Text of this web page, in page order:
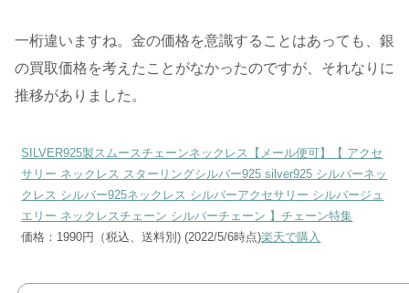
一桁違いますね。金の価格を意識することはあっても、銀
の買取価格を考えたことがなかったのですが、それなりに
推移がありました。
SILVER925製スムースチェーンネックレス【メール便可】【 アクセ
サリー ネックレス スターリングシルバー925 silver925 シルバーネッ
クレス シルバー925ネックレス シルバーアクセサリー シルバージュ
エリー ネックレスチェーン シルバーチェーン 】チェーン特集
価格：1990円（税込、送料別) (2022/5/6時点)楽天で購入